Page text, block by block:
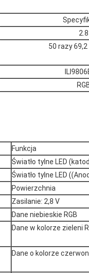
2.8
50 razy
Funkcja
Światło tylne LED
Światło tylne LED
Powierzchnia
Zasilanie: 2,8 V
Dane niebieskie RGB
Dane w kolorze zieleni
Dane o kolorze